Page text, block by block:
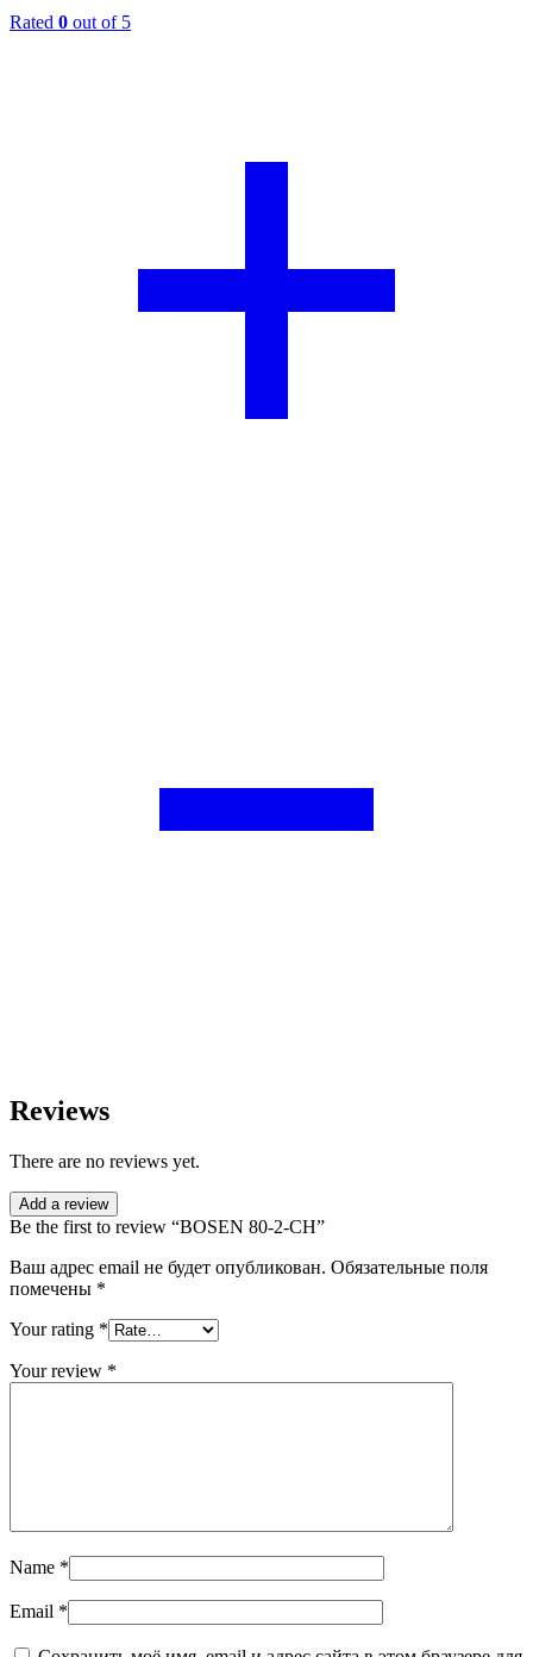
Rated 0 out of 5
Reviews
There are no reviews yet.
Add a review
Be the first to review “BOSEN 80-2-CH”
Ваш адрес email не будет опубликован. Обязательные поля
помечены *
Your rating *
Your review *
Name *
Email *